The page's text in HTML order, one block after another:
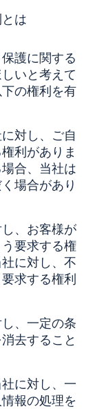
は
護に関する
いと考えて
の権利を有
対し、ご自
利がありま
合、当社は
場合があり
、お客様が
要求する権
に対し、不
求する権利
、一定の条
去すること
に対し、一
報の処理を